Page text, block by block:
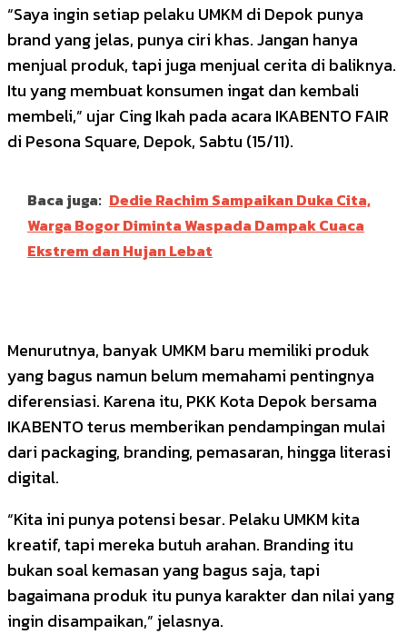
“Saya ingin setiap pelaku UMKM di Depok punya
brand yang jelas, punya ciri khas. Jangan hanya
menjual produk, tapi juga menjual cerita di baliknya.
Itu yang membuat konsumen ingat dan kembali
membeli,” ujar Cing Ikah pada acara IKABENTO FAIR
di Pesona Square, Depok, Sabtu (15/11).
Baca juga: Dedie Rachim Sampaikan Duka Cita,
Warga Bogor Diminta Waspada Dampak Cuaca
Ekstrem dan Hujan Lebat
Menurutnya, banyak UMKM baru memiliki produk
yang bagus namun belum memahami pentingnya
diferensiasi. Karena itu, PKK Kota Depok bersama
IKABENTO terus memberikan pendampingan mulai
dari packaging, branding, pemasaran, hingga literasi
digital.
“Kita ini punya potensi besar. Pelaku UMKM kita
kreatif, tapi mereka butuh arahan. Branding itu
bukan soal kemasan yang bagus saja, tapi
bagaimana produk itu punya karakter dan nilai yang
ingin disampaikan,” jelasnya.